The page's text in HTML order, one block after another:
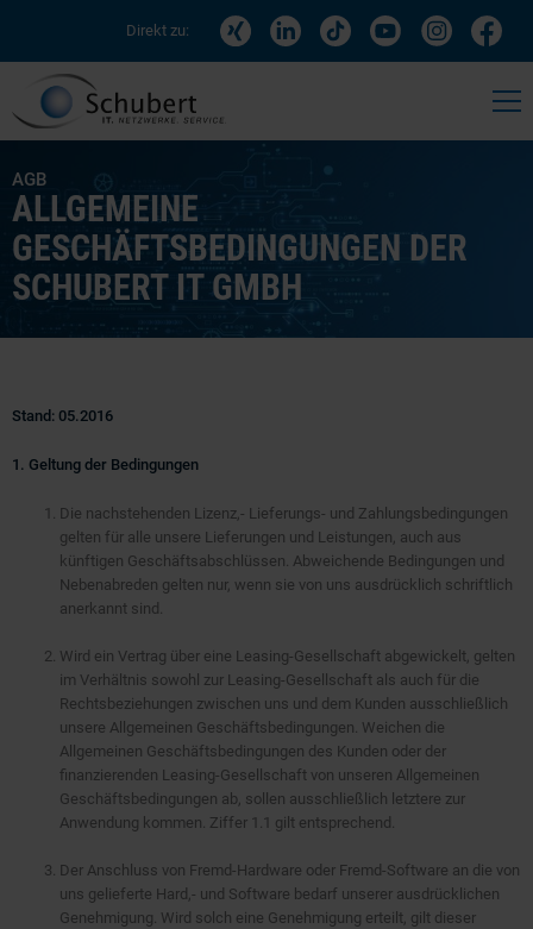
Direkt zu:
AGB
ALLGEMEINE
GESCHÄFTSBEDINGUNGEN DER
SCHUBERT IT GMBH
Stand: 05.2016
1. Geltung der Bedingungen
Die nachstehenden Lizenz,- Lieferungs- und Zahlungsbedingungen
gelten für alle unsere Lieferungen und Leistungen, auch aus
künftigen Geschäftsabschlüssen. Abweichende Bedingungen und
Nebenabreden gelten nur, wenn sie von uns ausdrücklich schriftlich
anerkannt sind.
Wird ein Vertrag über eine Leasing-Gesellschaft abgewickelt, gelten
im Verhältnis sowohl zur Leasing-Gesellschaft als auch für die
Rechtsbeziehungen zwischen uns und dem Kunden ausschließlich
unsere Allgemeinen Geschäftsbedingungen. Weichen die
Allgemeinen Geschäftsbedingungen des Kunden oder der
finanzierenden Leasing-Gesellschaft von unseren Allgemeinen
Geschäftsbedingungen ab, sollen ausschließlich letztere zur
Anwendung kommen. Ziffer 1.1 gilt entsprechend.
Der Anschluss von Fremd-Hardware oder Fremd-Software an die von
uns gelieferte Hard,- und Software bedarf unserer ausdrücklichen
Genehmigung. Wird solch eine Genehmigung erteilt, gilt dieser